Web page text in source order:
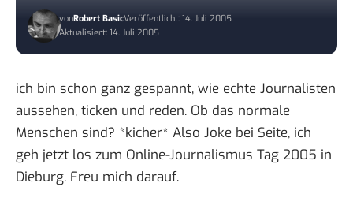
vonRobert BasicVeröffentlicht: 14. Juli 2005
Aktualisiert: 14. Juli 2005
ich bin schon ganz gespannt, wie echte Journalisten
aussehen, ticken und reden. Ob das normale
Menschen sind? *kicher* Also Joke bei Seite, ich
geh jetzt los zum Online-Journalismus Tag 2005 in
Dieburg. Freu mich darauf.